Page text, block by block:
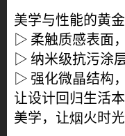
美学与性能的黄金
▷ 柔触质感表面
▷ 纳米级抗污涂
▷ 强化微晶结构
让设计回归生活
美学，让烟火时